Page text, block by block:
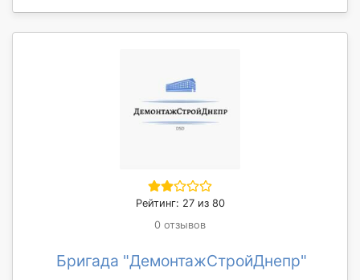
Рейтинг: 27 из 80
0 отзывов
Бригада "ДемонтажСтройДнепр"